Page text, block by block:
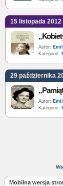
15 listopada 2012
Autor:
Kategorie:
29 października
Autor:
Kategorie:
Mobilna wersja